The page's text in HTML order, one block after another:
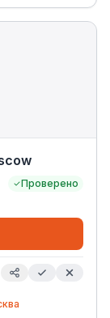
Проверено